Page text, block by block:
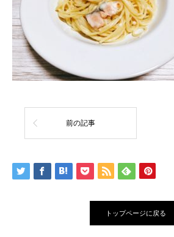
前の記事
トップページに戻る